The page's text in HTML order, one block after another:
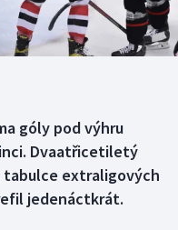
góly pod výhru
Dvaatřicetiletý
extraligových
jedenáctkrát.